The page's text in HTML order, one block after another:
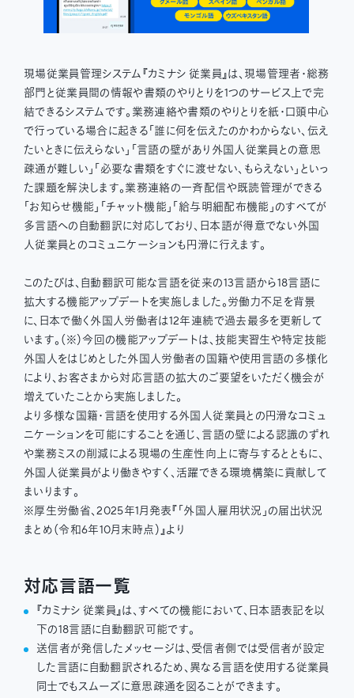
現場従業員管理システム『カミナシ 従業員』は、現場管理者・総務
部門と従業員間の情報や書類のやりとりを1つのサービス上で完
結できるシステムです。業務連絡や書類のやりとりを紙・口頭中心
で行っている場合に起きる「誰に何を伝えたのかわからない、伝え
たいときに伝えらない」「言語の壁があり外国人従業員との意思
疎通が難しい」「必要な書類をすぐに渡せない、もらえない」といっ
た課題を解決します。業務連絡の一斉配信や既読管理ができる
「お知らせ機能」「チャット機能」「給与明細配布機能」のすべてが
多言語への自動翻訳に対応しており、日本語が得意でない外国
人従業員とのコミュニケーションも円滑に行えます。
このたびは、自動翻訳可能な言語を従来の13言語から18言語に
拡大する機能アップデートを実施しました。労働力不足を背景
に、日本で働く外国人労働者は12年連続で過去最多を更新して
います。（※）今回の機能アップデートは、技能実習生や特定技能
外国人をはじめとした外国人労働者の国籍や使用言語の多様化
により、お客さまから対応言語の拡大のご要望をいただく機会が
増えていたことから実施しました。
より多様な国籍・言語を使用する外国人従業員との円滑なコミュ
ニケーションを可能にすることを通じ、言語の壁による認識のずれ
や業務ミスの削減による現場の生産性向上に寄与するとともに、
外国人従業員がより働きやすく、活躍できる環境構築に貢献して
まいります。
※厚生労働省、2025年1月発表『「外国人雇用状況」の届出状況
まとめ（令和6年10月末時点）』より
対応言語一覧
『カミナシ 従業員』は、すべての機能において、日本語表記を以
下の18言語に自動翻訳可能です。
送信者が発信したメッセージは、受信者側では受信者が設定
した言語に自動翻訳されるため、異なる言語を使用する従業員
同士でもスムーズに意思疎通を図ることができます。